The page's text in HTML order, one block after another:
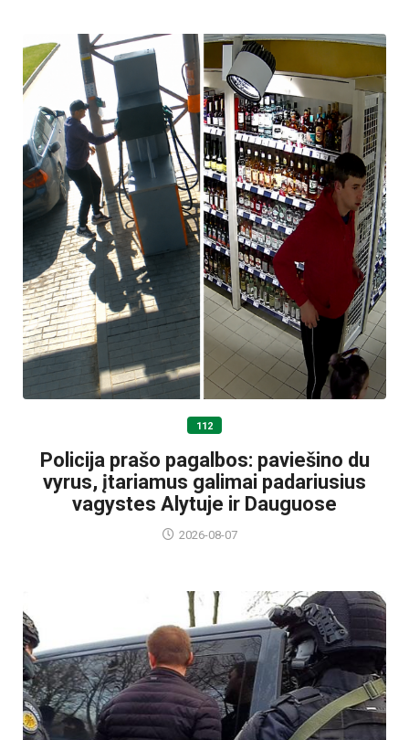
112
Policija prašo pagalbos: paviešino du
vyrus, įtariamus galimai padariusius
vagystes Alytuje ir Dauguose
2026-08-07